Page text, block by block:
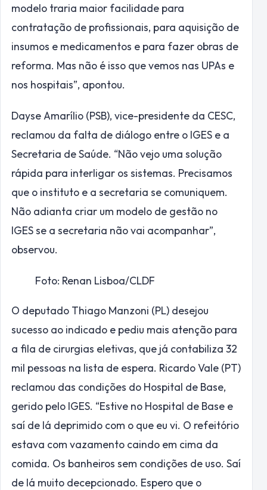
modelo traria maior facilidade para
contratação de profissionais, para aquisição de
insumos e medicamentos e para fazer obras de
reforma. Mas não é isso que vemos nas UPAs e
nos hospitais”, apontou.
Dayse Amarílio (PSB), vice-presidente da CESC,
reclamou da falta de diálogo entre o IGES e a
Secretaria de Saúde. “Não vejo uma solução
rápida para interligar os sistemas. Precisamos
que o instituto e a secretaria se comuniquem.
Não adianta criar um modelo de gestão no
IGES se a secretaria não vai acompanhar”,
observou. ​​​​​​​
Foto: Renan Lisboa/CLDF
O deputado Thiago Manzoni (PL) desejou
sucesso ao indicado e pediu mais atenção para
a fila de cirurgias eletivas, que já contabiliza 32
mil pessoas na lista de espera. Ricardo Vale (PT)
reclamou das condições do Hospital de Base,
gerido pelo IGES. “Estive no Hospital de Base e
saí de lá deprimido com o que eu vi. O refeitório
estava com vazamento caindo em cima da
comida. Os banheiros sem condições de uso. Saí
de lá muito decepcionado. Espero que o